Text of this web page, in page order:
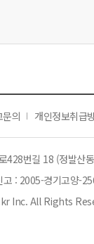
의 개인정보취급
428번길 18 (정발산
고 : 2005-경기고양-
Inc. All Rights